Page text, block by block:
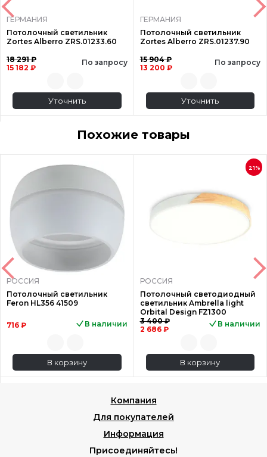
ГЕРМАНИЯ
Потолочный светильник
Zortes Alberro ZRS.01233.60
18 291 ₽
15 182 ₽
По запросу
Уточнить
ГЕРМАНИЯ
Потолочный светильник
Zortes Alberro ZRS.01237.90
15 904 ₽
13 200 ₽
По запросу
Уточнить
Похожие товары
РОССИЯ
Потолочный светильник
Feron HL356 41509
716 ₽ В наличии
В корзину
21%
РОССИЯ
Потолочный светодиодный
светильник Ambrella light
Orbital Design FZ1300
3 400 ₽
2 686 ₽
В наличии
В корзину
Компания
Для покупателей
Информация
Присоединяйтесь!